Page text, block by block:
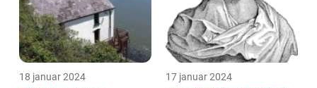
18 januar 2024 17 januar 2024